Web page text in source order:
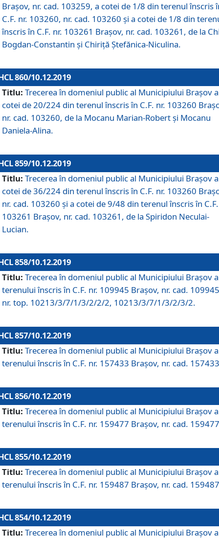
Brașov, nr. cad. 103259, a cotei de 1/8 din terenul înscris
C.F. nr. 103260, nr. cad. 103260 și a cotei de 1/8 din
înscris în C.F. nr. 103261 Brașov, nr. cad. 103261, de la
Bogdan-Constantin și Chiriță Ștefănica-Niculina.
860/10.12.2019
Titlu: Trecerea în domeniul public al Municipiului Braşov a
cotei de 20/224 din terenul înscris în C.F. nr. 103260
nr. cad. 103260, de la Mocanu Marian-Robert și Mocanu
Daniela-Alina.
859/10.12.2019
Titlu: Trecerea în domeniul public al Municipiului Braşov a
cotei de 36/224 din terenul înscris în C.F. nr. 103260
nr. cad. 103260 și a cotei de 9/48 din terenul înscris în
103261 Brașov, nr. cad. 103261, de la Spiridon Neculai-
Lucian.
858/10.12.2019
Titlu: Trecerea în domeniul public al Municipiului Braşov a
terenului înscris în C.F. nr. 109945 Brașov, nr. cad.
nr. top. 10213/3/7/1/3/2/2/2, 10213/3/7/1/3/2/3/2.
857/10.12.2019
Titlu: Trecerea în domeniul public al Municipiului Braşov a
terenului înscris în C.F. nr. 157433 Brașov, nr. cad.
856/10.12.2019
Titlu: Trecerea în domeniul public al Municipiului Braşov a
terenului înscris în C.F. nr. 159477 Brașov, nr. cad.
855/10.12.2019
Titlu: Trecerea în domeniul public al Municipiului Braşov a
terenului înscris în C.F. nr. 159487 Brașov, nr. cad.
854/10.12.2019
Titlu: Trecerea în domeniul public al Municipiului Braşov a